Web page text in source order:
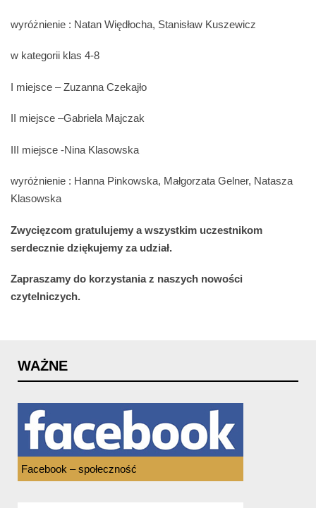
wyróżnienie : Natan Więdłocha, Stanisław Kuszewicz
w kategorii klas 4-8
I miejsce – Zuzanna Czekajło
II miejsce –Gabriela Majczak
III miejsce -Nina Klasowska
wyróżnienie : Hanna Pinkowska, Małgorzata Gelner, Natasza
Klasowska
Zwycięzcom gratulujemy a wszystkim uczestnikom
serdecznie dziękujemy za udział.
Zapraszamy do korzystania z naszych nowości
czytelniczych.
WAŻNE
Facebook – społeczność